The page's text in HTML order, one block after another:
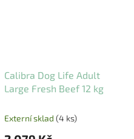
Calibra Dog Life Adult
Large Fresh Beef 12 kg
Externí sklad (4 ks)